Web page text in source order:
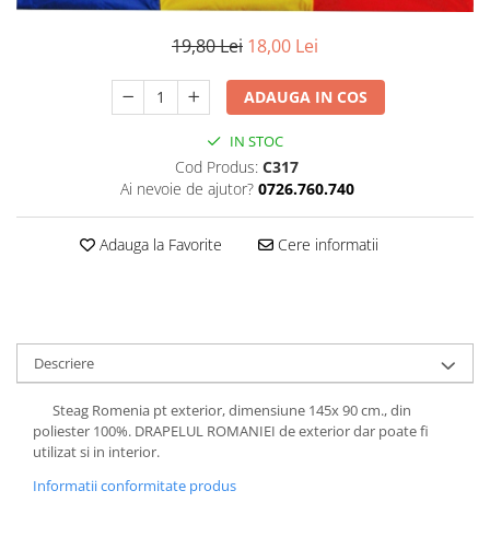
19,80 Lei 18,00 Lei
ADAUGA IN COS
IN STOC
Cod Produs: C317
Ai nevoie de ajutor? 0726.760.740
Adauga la Favorite Cere informatii
Descriere
Steag Romenia pt exterior, dimensiune 145x 90 cm., din
poliester 100%. DRAPELUL ROMANIEI de exterior dar poate fi
utilizat si in interior.
Informatii conformitate produs